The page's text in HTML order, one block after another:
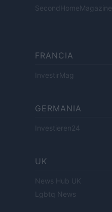
SecondHomeMagazine
FRANCIA
InvestirMag
GERMANIA
Investieren24
UK
News Hub UK
Lgbtq News